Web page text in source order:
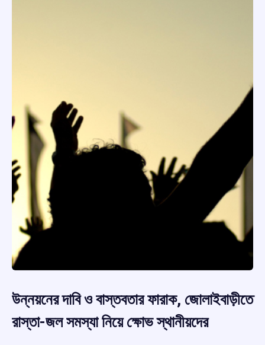
উন্নয়নের দাবি ও বাস্তবতার ফারাক, জোলাইবাড়ীতে
রাস্তা-জল সমস্যা নিয়ে ক্ষোভ স্থানীয়দের